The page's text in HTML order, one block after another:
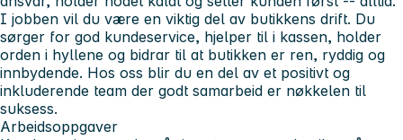
I jobben vil du være en viktig del av butikkens drift. Du
sørger for god kundeservice, hjelper til i kassen, holder
orden i hyllene og bidrar til at butikken er ren, ryddig og
innbydende. Hos oss blir du en del av et positivt og
inkluderende team der godt samarbeid er nøkkelen til
suksess.
Arbeidsoppgaver